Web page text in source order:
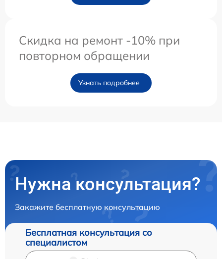
Скидка на ремонт -10% при
повторном обращении
Узнать подробнее
Нужна консультация?
Закажите бесплатную консультацию
Бесплатная консультация со
специалистом